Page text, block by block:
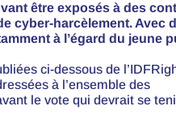
être exposés à des
cyber-harcèlement. Avec
à l’égard du jeune
ci-dessous de
à l’ensemble des
le vote qui devrait se